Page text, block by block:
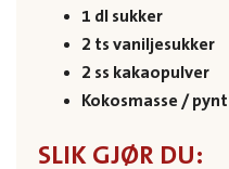
1 dl sukker
2 ts vaniljesukker
2 ss kakaopulver
Kokosmasse / pynt
SLIK GJØR DU: